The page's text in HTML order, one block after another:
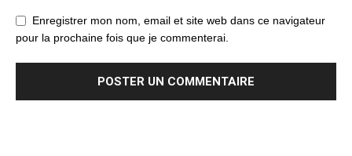
Enregistrer mon nom, email et site web dans ce navigateur
pour la prochaine fois que je commenterai.